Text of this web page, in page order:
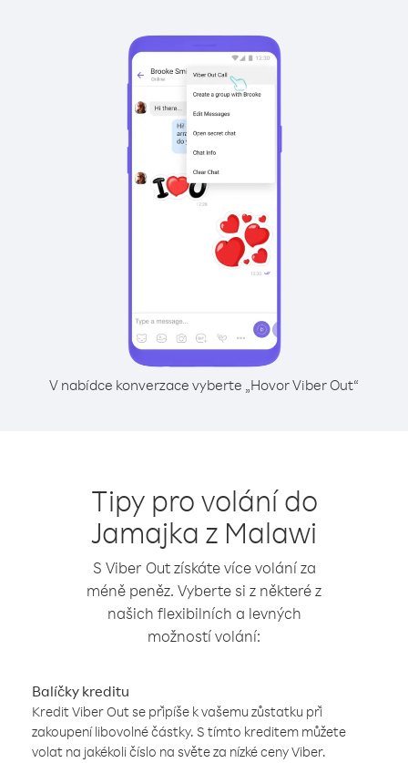
V nabídce konverzace vyberte „Hovor Viber Out“
Tipy pro volání do
Jamajka z Malawi
S Viber Out získáte více volání za
méně peněz. Vyberte si z některé z
našich flexibilních a levných
možností volání:
Balíčky kreditu
Kredit Viber Out se připíše k vašemu zůstatku při
zakoupení libovolné částky. S tímto kreditem můžete
volat na jakékoli číslo na světe za nízké ceny Viber.